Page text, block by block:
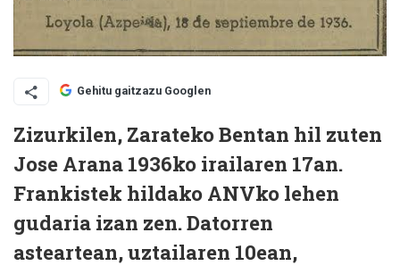
Gehitu gaitzazu Googlen
Zizurkilen, Zarateko Bentan hil zuten
Jose Arana 1936ko irailaren 17an.
Frankistek hildako ANVko lehen
gudaria izan zen. Datorren
asteartean, uztailaren 10ean,